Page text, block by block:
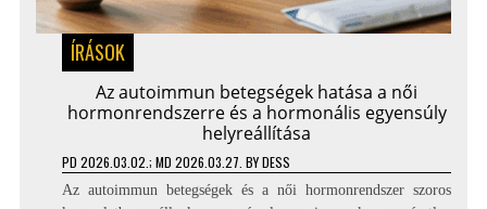
ÍRÁSOK
Az autoimmun betegségek hatása a női
hormonrendszerre és a hormonális egyensúly
helyreállítása
PD 2026.03.02. ; MD 2026.03.27. BYDESS
Az autoimmun betegségek és a női hormonrendszer szoros